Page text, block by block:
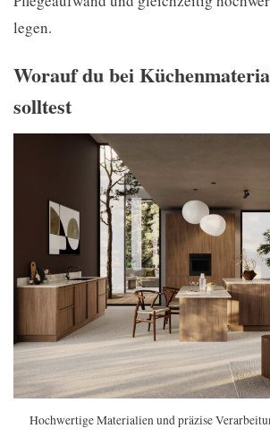
legen.
Worauf du bei
solltest
Hochwertige Materialien und präzise